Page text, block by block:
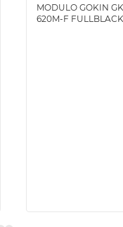
MODULO GOKIN
620M-F